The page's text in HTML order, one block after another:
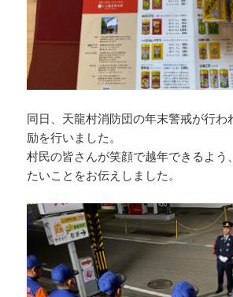
同日、天龍村消防団の年末警戒が行わ
励を行いました。
村民の皆さんが笑顔で越年できるよう
たいことをお伝えしました。